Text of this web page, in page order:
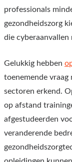
professionals
gezondheidszorg
die cyberaanvallen
Gelukkig hebben
toenemende
sectoren erkend.
op afstand
afgestudeerden
veranderende